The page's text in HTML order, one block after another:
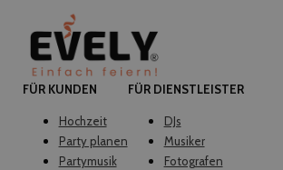
FÜR KUNDEN
Hochzeit
Party planen
Partymusik
FÜR DIENSTLEISTER
DJs
Musiker
Fotografen